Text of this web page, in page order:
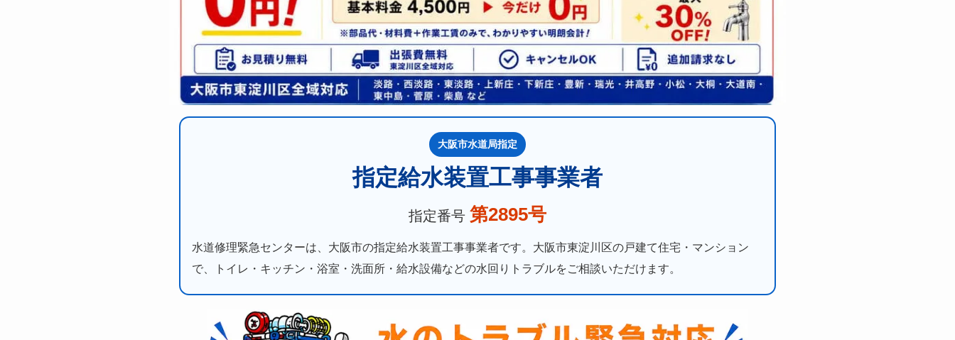
大阪市水道局指定
指定給水装置工事事業者
指定番号 第2895号
水道修理緊急センターは、大阪市の指定給水装置工事事業者です。大阪市東淀川区の戸建て住宅・マンション
で、トイレ・キッチン・浴室・洗面所・給水設備などの水回りトラブルをご相談いただけます。